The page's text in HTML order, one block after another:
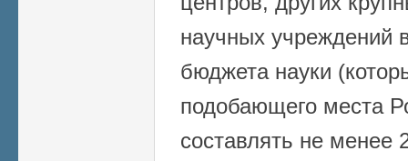
научных учреждений
бюджета науки
подобающего места
составлять не менее